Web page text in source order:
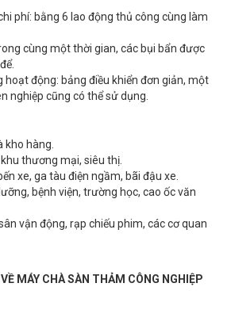
phí: bằng 6 lao động thủ công cùng làm
cùng một thời gian, các bụi bẩn được
hoạt động: bảng điều khiển đơn giản, một
nghiệp cũng có thể sử dụng.
kho hàng.
thương mại, siêu thị.
xe, ga tàu điện ngầm, bãi đậu xe.
bệnh viện, trường học, cao ốc văn
vận động, rạp chiếu phim, các cơ quan
MÁY CHÀ SÀN THẢM CÔNG NGHIỆP